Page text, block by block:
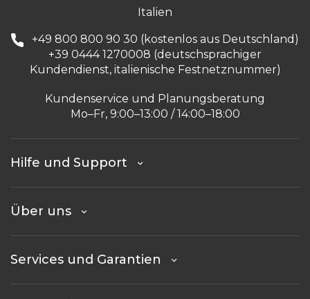
Italien
+49 800 800 90 30 (kostenlos aus Deutschland)
+39 0444 1270008 (deutschsprachiger
Kundendienst, italienische Festnetznummer)
Kundenservice und Planungsberatung
Mo–Fr, 9:00–13:00 / 14:00–18:00
Hilfe und Support
Über uns
Services und Garantien